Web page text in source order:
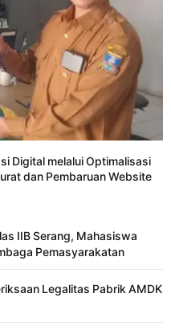
Digital melalui Optimalisasi
dan Pembaruan Website
IIB Serang, Mahasiswa
Pemasyarakatan
Legalitas Pabrik AMDK